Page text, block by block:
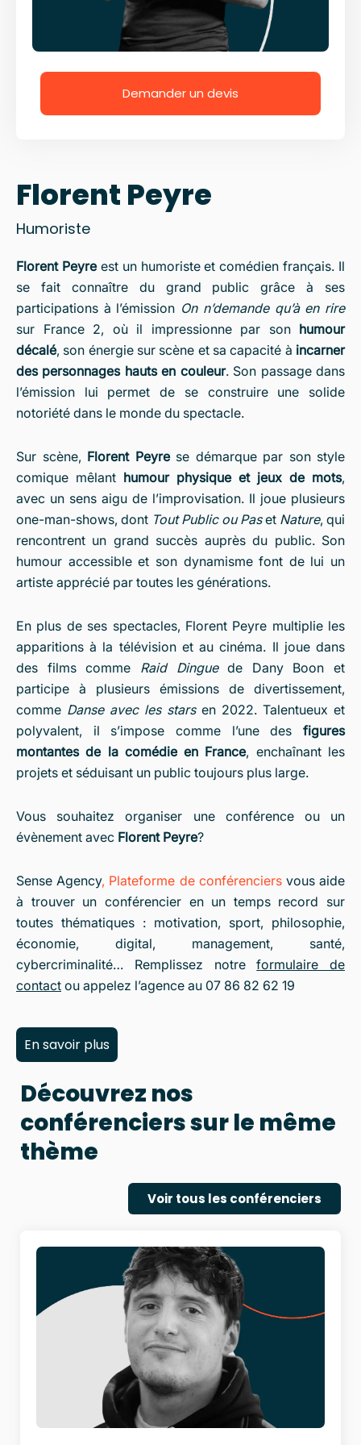
Florent Peyre
Humoriste
Florent Peyreest un humoriste et comédien français. Il
se fait connaître du grand public grâce à ses
participations à l’émission On n’demande qu’à en rire
sur France 2, où il impressionne par son humour
décalé, son énergie sur scène et sa capacité à incarner
des personnages hauts en couleur. Son passage dans
l’émission lui permet de se construire une solide
notoriété dans le monde du spectacle.
Sur scène, Florent Peyrese démarque par son style
comique mêlant humour physique et jeux de mots,
avec un sens aigu de l’improvisation. Il joue plusieurs
one-man-shows, dont Tout Public ou Paset Nature, qui
rencontrent un grand succès auprès du public. Son
humour accessible et son dynamisme font de lui un
artiste apprécié par toutes les générations.
En plus de ses spectacles, Florent Peyre multiplie les
apparitions à la télévision et au cinéma. Il joue dans
des films comme Raid Dinguede Dany Boon et
participe à plusieurs émissions de divertissement,
comme Danse avec les starsen 2022. Talentueux et
polyvalent, il s’impose comme l’une des figures
montantes de la comédie en France, enchaînant les
projets et séduisant un public toujours plus large.
Vous souhaitez organiser une conférence ou un
évènement avec Florent Peyre?
Sense Agency, Plateforme de conférenciersvous aide
à trouver un conférencier en un temps record sur
toutes thématiques : motivation, sport, philosophie,
économie, digital, management, santé,
cybercriminalité… Remplissez notreformulaire de
contact ou appelez l’agence au 07 86 82 62 19
En savoir plus
Demander un devis
Découvrez nos
conférenciers sur le même
thème
Voir tous les conférenciers